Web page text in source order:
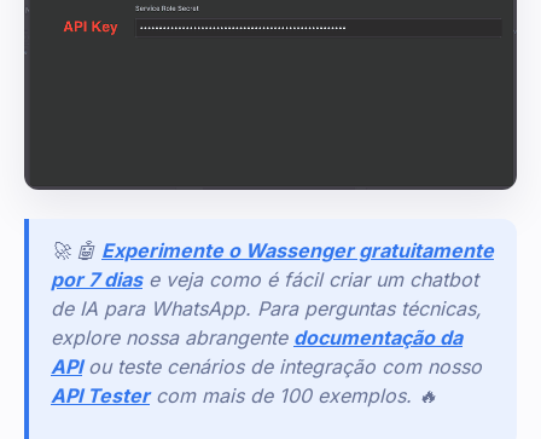
🚀 🤖 Experimente o Wassenger gratuitamente
por 7 dias e veja como é fácil criar um chatbot
de IA para WhatsApp. Para perguntas técnicas,
explore nossa abrangente documentação da
API ou teste cenários de integração com nosso
API Tester com mais de 100 exemplos. 🔥